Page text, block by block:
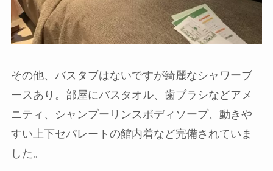
その他、バスタブはないですが綺麗なシャワーブ
ースあり。部屋にバスタオル、歯ブラシなどアメ
ニティ、シャンプーリンスボディソープ、動きや
すい上下セパレートの館内着など完備されていま
した。